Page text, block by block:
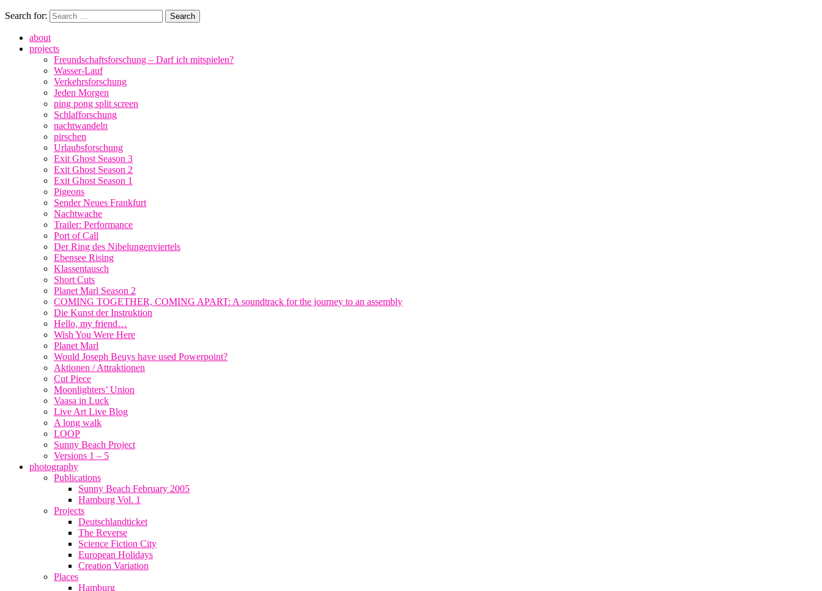
Search for: Search
about
projects
Freundschaftsforschung – Darf ich mitspielen?
Wasser-Lauf
Verkehrsforschung
Jeden Morgen
ping pong split screen
Schlafforschung
nachtwandeln
pirschen
Urlaubsforschung
Exit Ghost Season 3
Exit Ghost Season 2
Exit Ghost Season 1
Pigeons
Sender Neues Frankfurt
Nachtwache
Trailer: Performance
Port of Call
Der Ring des Nibelungenviertels
Ebensee Rising
Klassentausch
Short Cuts
Planet Marl Season 2
COMING TOGETHER, COMING APART: A soundtrack for the journey to an assembly
Die Kunst der Instruktion
Hello, my friend…
Wish You Were Here
Planet Marl
Would Joseph Beuys have used Powerpoint?
Aktionen / Attraktionen
Cut Piece
Moonlighters’ Union
Vaasa in Luck
Live Art Live Blog
A long walk
LOOP
Sunny Beach Project
Versions 1 – 5
photography
Publications
Sunny Beach February 2005
Hamburg Vol. 1
Projects
Deutschlandticket
The Reverse
Science Fiction City
European Holidays
Creation Variation
Places
Hamburg